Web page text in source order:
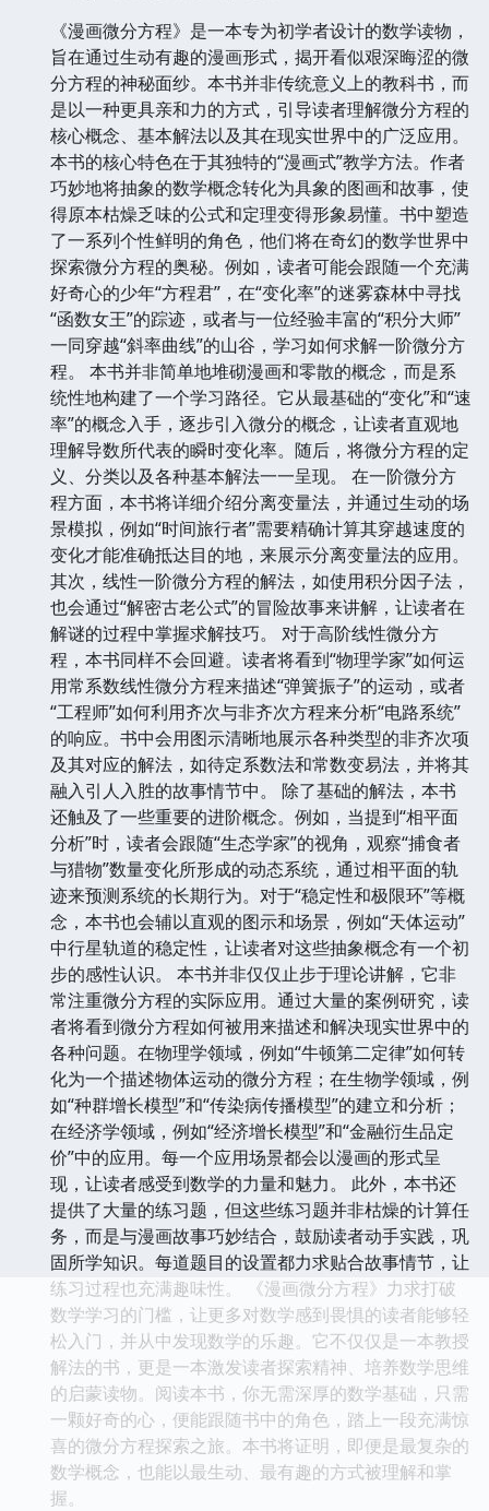
《漫画微分方程》是一本专为初学者设计的数学读物，
旨在通过生动有趣的漫画形式，揭开看似艰深晦涩的微
分方程的神秘面纱。本书并非传统意义上的教科书，而
是以一种更具亲和力的方式，引导读者理解微分方程的
核心概念、基本解法以及其在现实世界中的广泛应用。
本书的核心特色在于其独特的“漫画式”教学方法。作者
巧妙地将抽象的数学概念转化为具象的图画和故事，使
得原本枯燥乏味的公式和定理变得形象易懂。书中塑造
了一系列个性鲜明的角色，他们将在奇幻的数学世界中
探索微分方程的奥秘。例如，读者可能会跟随一个充满
好奇心的少年“方程君”，在“变化率”的迷雾森林中寻找
“函数女王”的踪迹，或者与一位经验丰富的“积分大师”
一同穿越“斜率曲线”的山谷，学习如何求解一阶微分方
程。 本书并非简单地堆砌漫画和零散的概念，而是系
统性地构建了一个学习路径。它从最基础的“变化”和“速
率”的概念入手，逐步引入微分的概念，让读者直观地
理解导数所代表的瞬时变化率。随后，将微分方程的定
义、分类以及各种基本解法一一呈现。 在一阶微分方
程方面，本书将详细介绍分离变量法，并通过生动的场
景模拟，例如“时间旅行者”需要精确计算其穿越速度的
变化才能准确抵达目的地，来展示分离变量法的应用。
其次，线性一阶微分方程的解法，如使用积分因子法，
也会通过“解密古老公式”的冒险故事来讲解，让读者在
解谜的过程中掌握求解技巧。 对于高阶线性微分方
程，本书同样不会回避。读者将看到“物理学家”如何运
用常系数线性微分方程来描述“弹簧振子”的运动，或者
“工程师”如何利用齐次与非齐次方程来分析“电路系统”
的响应。书中会用图示清晰地展示各种类型的非齐次项
及其对应的解法，如待定系数法和常数变易法，并将其
融入引人入胜的故事情节中。 除了基础的解法，本书
还触及了一些重要的进阶概念。例如，当提到“相平面
分析”时，读者会跟随“生态学家”的视角，观察“捕食者
与猎物”数量变化所形成的动态系统，通过相平面的轨
迹来预测系统的长期行为。对于“稳定性和极限环”等概
念，本书也会辅以直观的图示和场景，例如“天体运动”
中行星轨道的稳定性，让读者对这些抽象概念有一个初
步的感性认识。 本书并非仅仅止步于理论讲解，它非
常注重微分方程的实际应用。通过大量的案例研究，读
者将看到微分方程如何被用来描述和解决现实世界中的
各种问题。在物理学领域，例如“牛顿第二定律”如何转
化为一个描述物体运动的微分方程；在生物学领域，例
如“种群增长模型”和“传染病传播模型”的建立和分析；
在经济学领域，例如“经济增长模型”和“金融衍生品定
价”中的应用。每一个应用场景都会以漫画的形式呈
现，让读者感受到数学的力量和魅力。 此外，本书还
提供了大量的练习题，但这些练习题并非枯燥的计算任
务，而是与漫画故事巧妙结合，鼓励读者动手实践，巩
固所学知识。每道题目的设置都力求贴合故事情节，让
练习过程也充满趣味性。 《漫画微分方程》力求打破
数学学习的门槛，让更多对数学感到畏惧的读者能够轻
松入门，并从中发现数学的乐趣。它不仅仅是一本教授
解法的书，更是一本激发读者探索精神、培养数学思维
的启蒙读物。阅读本书，你无需深厚的数学基础，只需
一颗好奇的心，便能跟随书中的角色，踏上一段充满惊
喜的微分方程探索之旅。本书将证明，即便是最复杂的
数学概念，也能以最生动、最有趣的方式被理解和掌
握。